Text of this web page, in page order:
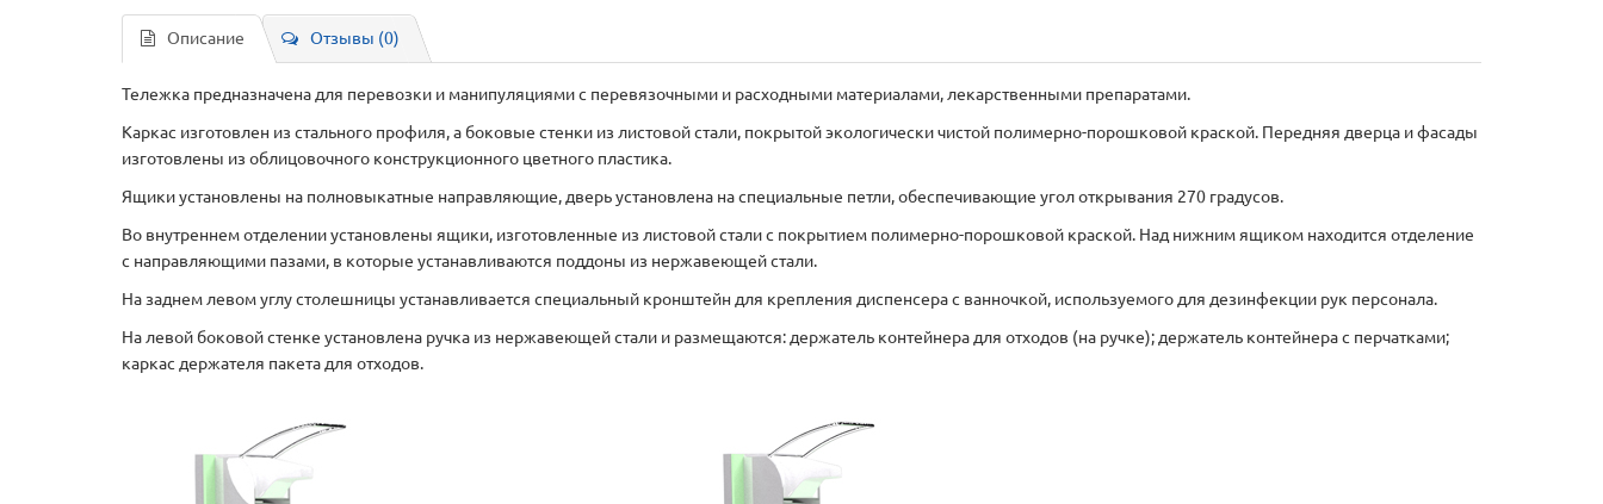
Описание Отзывы (0)
Тележка предназначена для перевозки и манипуляциями с перевязочными и расходными материалами, лекарственными препаратами.
Каркас изготовлен из стального профиля, а боковые стенки из листовой стали, покрытой экологически чистой полимерно-порошковой краской. Передняя дверца и фасады
изготовлены из облицовочного конструкционного цветного пластика.
Ящики установлены на полновыкатные направляющие, дверь установлена на специальные петли, обеспечивающие угол открывания 270 градусов.
Во внутреннем отделении установлены ящики, изготовленные из листовой стали с покрытием полимерно-порошковой краской. Над нижним ящиком находится отделение
с направляющими пазами, в которые устанавливаются поддоны из нержавеющей стали.
На заднем левом углу столешницы устанавливается специальный кронштейн для крепления диспенсера с ванночкой, используемого для дезинфекции рук персонала.
На левой боковой стенке установлена ручка из нержавеющей стали и размещаются: держатель контейнера для отходов (на ручке); держатель контейнера с перчатками;
каркас держателя пакета для отходов.